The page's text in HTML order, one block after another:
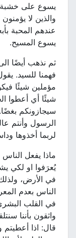
يسوع على خشبة،
والذين لا
عندهم المحبة
يسوع المسيح.
ثم نذهب أيضًا
فهمنا للسيد. يقول
مؤملين شيئًا
شيئًا أي أعطوا
سيجازونكم بغضًا.
الرسول وأنتم
لربما أخذوها
ماذا يفعل الناس
يُعرَفوا او لكي
في الأرض،
الناس بعدم
في القلب
واثقون بأننا
قال: اذا أعطيتم